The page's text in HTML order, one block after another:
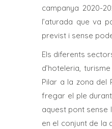
campanya 2020-
l’aturada que va
previst i sense
Els diferents
d’hoteleria,
Pilar a la zona del
fregar el ple
aquest pont sense
en el conjunt de la